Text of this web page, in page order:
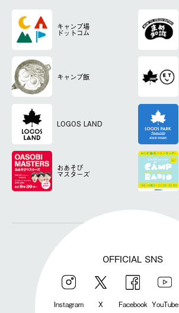
キャンプ場
ドットコム
キャンプ飯
LOGOS LAND
おあそび
マスターズ
OFFICIAL SNS
Instagram X Facebook YouTube